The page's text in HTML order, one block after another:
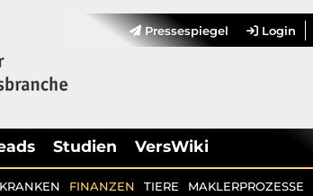
Pressespiegel Login
Studien VersWiki
KRANKEN FINANZEN TIERE MAKLERPROZESSE